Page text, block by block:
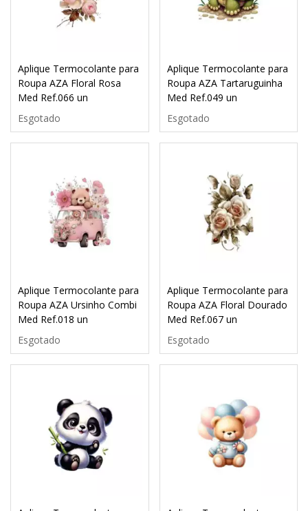
Aplique Termocolante para
Roupa AZA Floral Rosa
Med Ref.066 un
Esgotado
Aplique Termocolante para
Roupa AZA Tartaruguinha
Med Ref.049 un
Esgotado
Aplique Termocolante para
Roupa AZA Ursinho Combi
Med Ref.018 un
Esgotado
Aplique Termocolante para
Roupa AZA Floral Dourado
Med Ref.067 un
Esgotado